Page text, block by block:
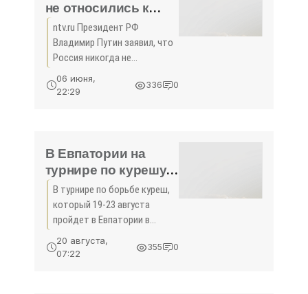
не относились к
Европе как к
любовнице -
«Новости Крыма»
ntv.ru Президент РФ
Владимир Путин заявил, что
Россия никогда не
относилась к Европе, как к
любовнице, но Европа не
на вопрос
06 июня,
22:29
336 0
В Евпатории на
турнире по курешу
спортсмены
посоревнуются за
живого барана -
«Новости Крыма»
В турнире по борьбе куреш,
который 19-23 августа
пройдет в Евпатории в
рамках фестиваля
крымскотатарской и
20 августа,
07:22
355 0